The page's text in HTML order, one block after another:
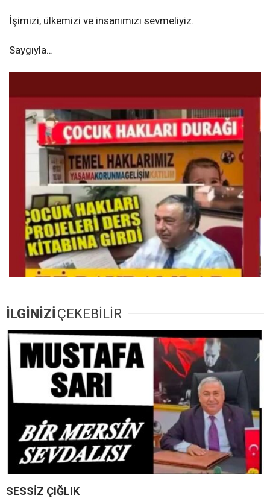
İşimizi, ülkemizi ve insanımızı sevmeliyiz.
Saygıyla…
İLGİNİZİÇEKEBİLİR
SESSİZ ÇIĞLIK